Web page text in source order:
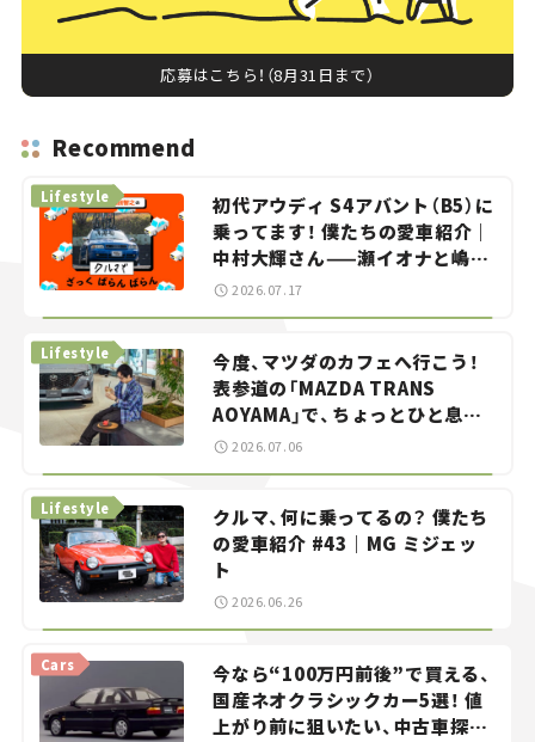
応募はこちら！（8月31日まで）
Recommend
初代アウディ S4アバント（B5）に
乗ってます！ 僕たちの愛車紹介｜
中村大輝さん——瀬イオナと嶋田
智之の「クルマでざっくばらんば
Lifestyle
2026.07.17
今度、マツダのカフェへ行こう！
表参道の「MAZDA TRANS
AOYAMA」で、ちょっとひと息。
——連載｜CCGとクルマでどうす
Lifestyle
2026.07.06
クルマ、何に乗ってるの？ 僕たち
の愛車紹介 #43｜MG ミジェッ
ト
Lifestyle
2026.06.26
今なら“100万円前後”で買える、
国産ネオクラシックカー5選！ 値
上がり前に狙いたい、中古車探し
Cars